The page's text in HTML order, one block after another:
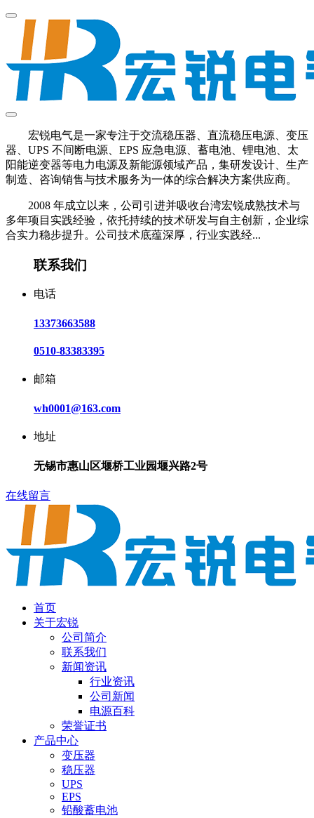
宏锐电气是一家专注于交流稳压器、直流稳压电源、变压
器、UPS 不间断电源、EPS 应急电源、蓄电池、锂电池、太
阳能逆变器等电力电源及新能源领域产品，集研发设计、生产
制造、咨询销售与技术服务为一体的综合解决方案供应商。
2008 年成立以来，公司引进并吸收台湾宏锐成熟技术与
多年项目实践经验，依托持续的技术研发与自主创新，企业综
合实力稳步提升。公司技术底蕴深厚，行业实践经...
联系我们
电话
13373663588
0510-83383395
邮箱
wh0001@163.com
地址
无锡市惠山区堰桥工业园堰兴路2号
在线留言
首页
关于宏锐
公司简介
联系我们
新闻资讯
行业资讯
公司新闻
电源百科
荣誉证书
产品中心
变压器
稳压器
UPS
EPS
铅酸蓄电池